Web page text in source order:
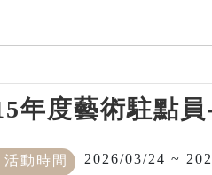
年度藝術駐點員
活動時間 2026/03/24 ~